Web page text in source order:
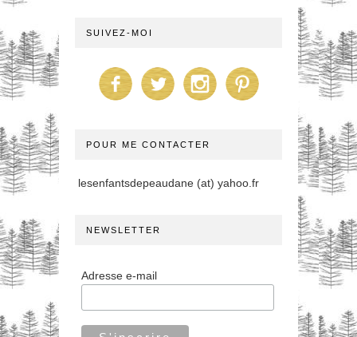
SUIVEZ-MOI
POUR ME CONTACTER
lesenfantsdepeaudane (at) yahoo.fr
NEWSLETTER
Adresse e-mail